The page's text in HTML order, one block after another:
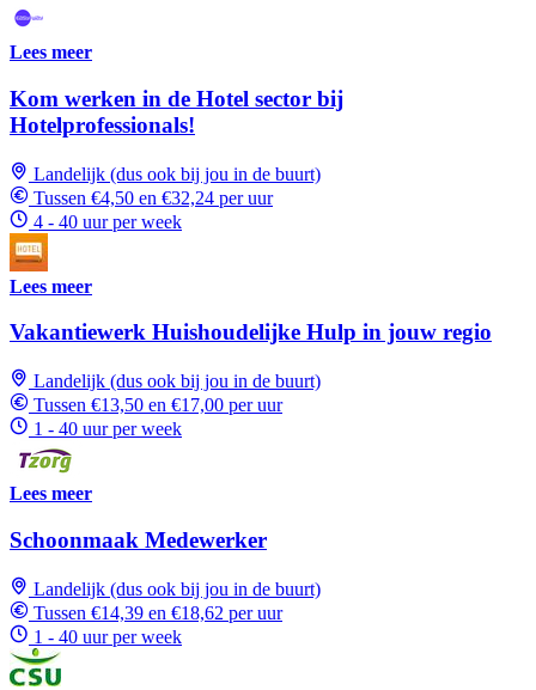
Lees meer
Kom werken in de Hotel sector bij
Hotelprofessionals!
Landelijk (dus ook bij jou in de buurt)
Tussen €4,50 en €32,24 per uur
4 - 40 uur per week
Lees meer
Vakantiewerk Huishoudelijke Hulp in jouw regio
Landelijk (dus ook bij jou in de buurt)
Tussen €13,50 en €17,00 per uur
1 - 40 uur per week
Lees meer
Schoonmaak Medewerker
Landelijk (dus ook bij jou in de buurt)
Tussen €14,39 en €18,62 per uur
1 - 40 uur per week